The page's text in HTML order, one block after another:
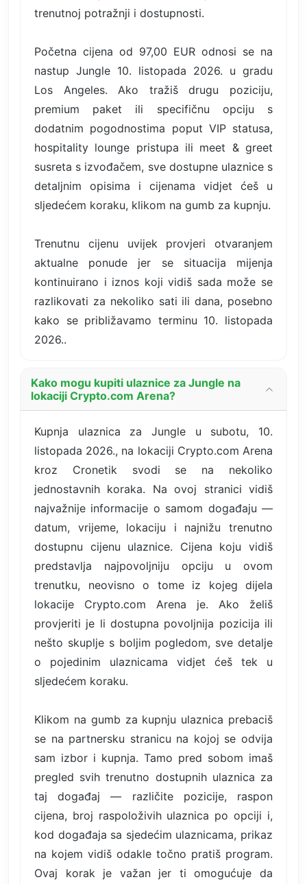
trenutnoj potražnji i dostupnosti.
Početna cijena od 97,00 EUR odnosi se na
nastup Jungle 10. listopada 2026. u gradu
Los Angeles. Ako tražiš drugu poziciju,
premium paket ili specifičnu opciju s
dodatnim pogodnostima poput VIP statusa,
hospitality lounge pristupa ili meet & greet
susreta s izvođačem, sve dostupne ulaznice s
detaljnim opisima i cijenama vidjet ćeš u
sljedećem koraku, klikom na gumb za kupnju.
Trenutnu cijenu uvijek provjeri otvaranjem
aktualne ponude jer se situacija mijenja
kontinuirano i iznos koji vidiš sada može se
razlikovati za nekoliko sati ili dana, posebno
kako se približavamo terminu 10. listopada
2026..
Kako mogu kupiti ulaznice za Jungle na
lokaciji Crypto.com Arena?
Kupnja ulaznica za Jungle u subotu, 10.
listopada 2026., na lokaciji Crypto.com Arena
kroz Cronetik svodi se na nekoliko
jednostavnih koraka. Na ovoj stranici vidiš
najvažnije informacije o samom događaju —
datum, vrijeme, lokaciju i najnižu trenutno
dostupnu cijenu ulaznice. Cijena koju vidiš
predstavlja najpovoljniju opciju u ovom
trenutku, neovisno o tome iz kojeg dijela
lokacije Crypto.com Arena je. Ako želiš
provjeriti je li dostupna povoljnija pozicija ili
nešto skuplje s boljim pogledom, sve detalje
o pojedinim ulaznicama vidjet ćeš tek u
sljedećem koraku.
Klikom na gumb za kupnju ulaznica prebaciš
se na partnersku stranicu na kojoj se odvija
sam izbor i kupnja. Tamo pred sobom imaš
pregled svih trenutno dostupnih ulaznica za
taj događaj — različite pozicije, raspon
cijena, broj raspoloživih ulaznica po opciji i,
kod događaja sa sjedećim ulaznicama, prikaz
na kojem vidiš odakle točno pratiš program.
Ovaj korak je važan jer ti omogućuje da